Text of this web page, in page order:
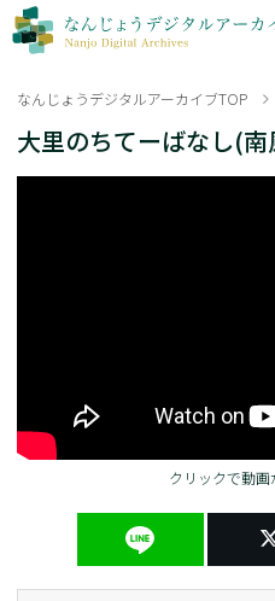
なんじょうデジタルアーカイブTOP
大里のちてーばなし(南
クリックで動